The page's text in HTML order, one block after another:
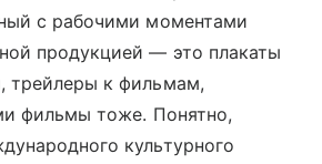
с рабочими моментами
продукцией — это плакаты
трейлеры к фильмам,
фильмы тоже. Понятно,
культурного